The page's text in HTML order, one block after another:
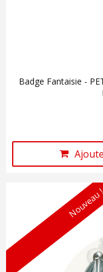
Badge Fantaisie -